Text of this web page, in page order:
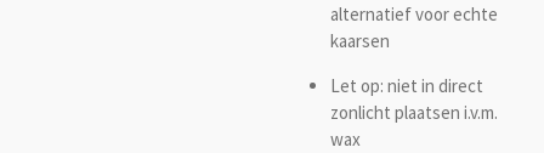
alternatief voor echte
kaarsen
Let op: niet in direct
zonlicht plaatsen i.v.m.
wax